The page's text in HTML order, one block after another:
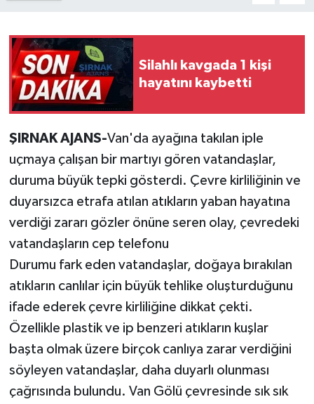
Silahlı kavgada 1 kişi
hayatını kaybetti
ŞIRNAK AJANS-Van'da ayağına takılan iple
uçmaya çalışan bir martıyı gören vatandaşlar,
duruma büyük tepki gösterdi. Çevre kirliliğinin ve
duyarsızca etrafa atılan atıkların yaban hayatına
verdiği zararı gözler önüne seren olay, çevredeki
vatandaşların cep telefonu
Durumu fark eden vatandaşlar, doğaya bırakılan
atıkların canlılar için büyük tehlike oluşturduğunu
ifade ederek çevre kirliliğine dikkat çekti.
Özellikle plastik ve ip benzeri atıkların kuşlar
başta olmak üzere birçok canlıya zarar verdiğini
söyleyen vatandaşlar, daha duyarlı olunması
çağrısında bulundu. Van Gölü çevresinde sık sık